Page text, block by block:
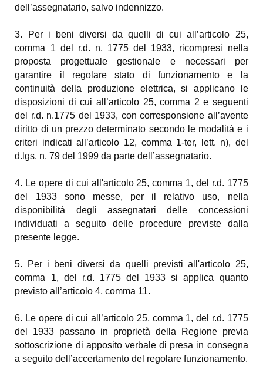
dell’assegnatario, salvo indennizzo.
3. Per i beni diversi da quelli di cui all’articolo 25,
comma 1 del r.d. n. 1775 del 1933, ricompresi nella
proposta progettuale gestionale e necessari per
garantire il regolare stato di funzionamento e la
continuità della produzione elettrica, si applicano le
disposizioni di cui all’articolo 25, comma 2 e seguenti
del r.d. n.1775 del 1933, con corresponsione all’avente
diritto di un prezzo determinato secondo le modalità e i
criteri indicati all’articolo 12, comma 1-ter, lett. n), del
d.lgs. n. 79 del 1999 da parte dell’assegnatario.
4. Le opere di cui all'articolo 25, comma 1, del r.d. 1775
del 1933 sono messe, per il relativo uso, nella
disponibilità degli assegnatari delle concessioni
individuati a seguito delle procedure previste dalla
presente legge.
5. Per i beni diversi da quelli previsti all'articolo 25,
comma 1, del r.d. 1775 del 1933 si applica quanto
previsto all’articolo 4, comma 11.
6. Le opere di cui all’articolo 25, comma 1, del r.d. 1775
del 1933 passano in proprietà della Regione previa
sottoscrizione di apposito verbale di presa in consegna
a seguito dell’accertamento del regolare funzionamento.